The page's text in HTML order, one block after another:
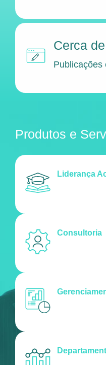
Cerca
Publicações
Produtos e
Liderança
Consultoria